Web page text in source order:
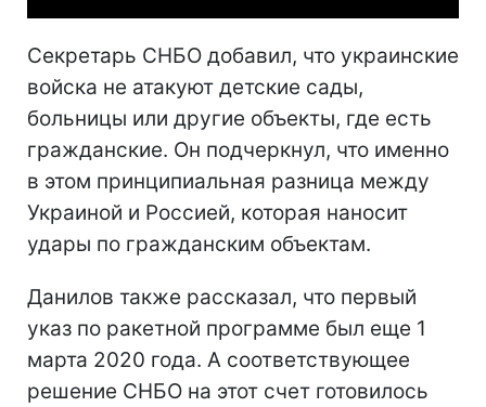
Секретарь СНБО добавил, что украинские
войска не атакуют детские сады,
больницы или другие объекты, где есть
гражданские. Он подчеркнул, что именно
в этом принципиальная разница между
Украиной и Россией, которая наносит
удары по гражданским объектам.
Данилов также рассказал, что первый
указ по ракетной программе был еще 1
марта 2020 года. А соответствующее
решение СНБО на этот счет готовилось